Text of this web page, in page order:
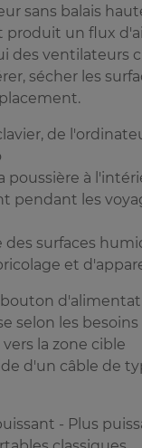
sans balais
produit un flux
des ventilateurs
sécher les
de
poussière à
pendant les
des surfaces
et
selon les besoins
la zone cible
d'un câble de
- Plus